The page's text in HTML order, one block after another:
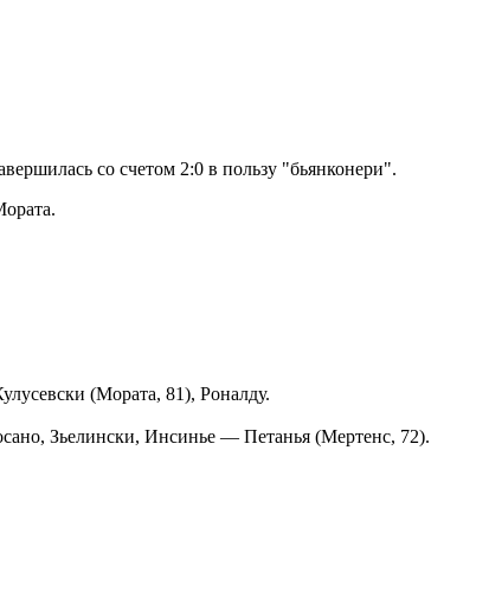
со счетом 2:0 в пользу "бьянконери".
(Мората, 81), Роналду.
Зьелински, Инсинье — Петанья (Мертенс, 72).